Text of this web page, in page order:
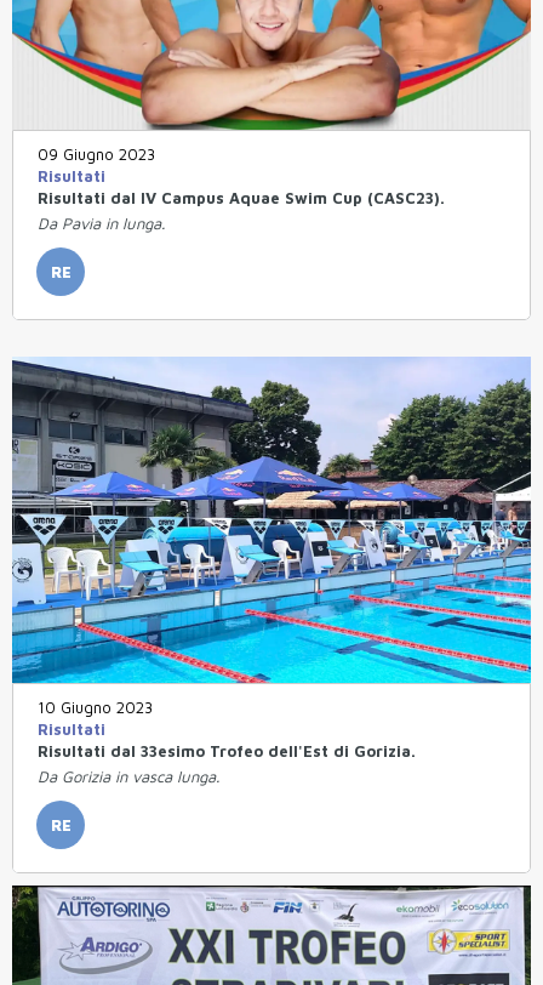
09 Giugno 2023
Risultati
Risultati dal IV Campus Aquae Swim Cup (CASC23).
Da Pavia in lunga.
RE
10 Giugno 2023
Risultati
Risultati dal 33esimo Trofeo dell'Est di Gorizia.
Da Gorizia in vasca lunga.
RE